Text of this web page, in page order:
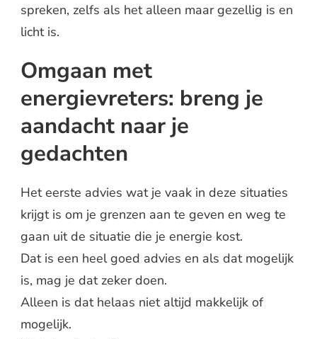
spreken, zelfs als het alleen maar gezellig is en
licht is.
Omgaan met
energievreters: breng je
aandacht naar je
gedachten
Het eerste advies wat je vaak in deze situaties
krijgt is om je grenzen aan te geven en weg te
gaan uit de situatie die je energie kost.
Dat is een heel goed advies en als dat mogelijk
is, mag je dat zeker doen.
Alleen is dat helaas niet altijd makkelijk of
mogelijk.